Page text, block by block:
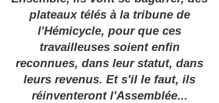
plateaux télés à la tribune de
l'Hémicycle, pour que ces
travailleuses soient enfin
reconnues, dans leur statut, dans
leurs revenus. Et s'il le faut, ils
réinventeront l'Assemblée...